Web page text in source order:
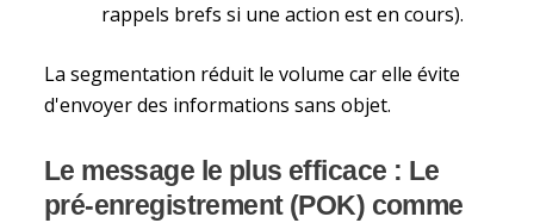
rappels brefs si une action est en cours).
La segmentation réduit le volume car elle évite
d'envoyer des informations sans objet.
Le message le plus efficace : Le
pré-enregistrement (POK) comme